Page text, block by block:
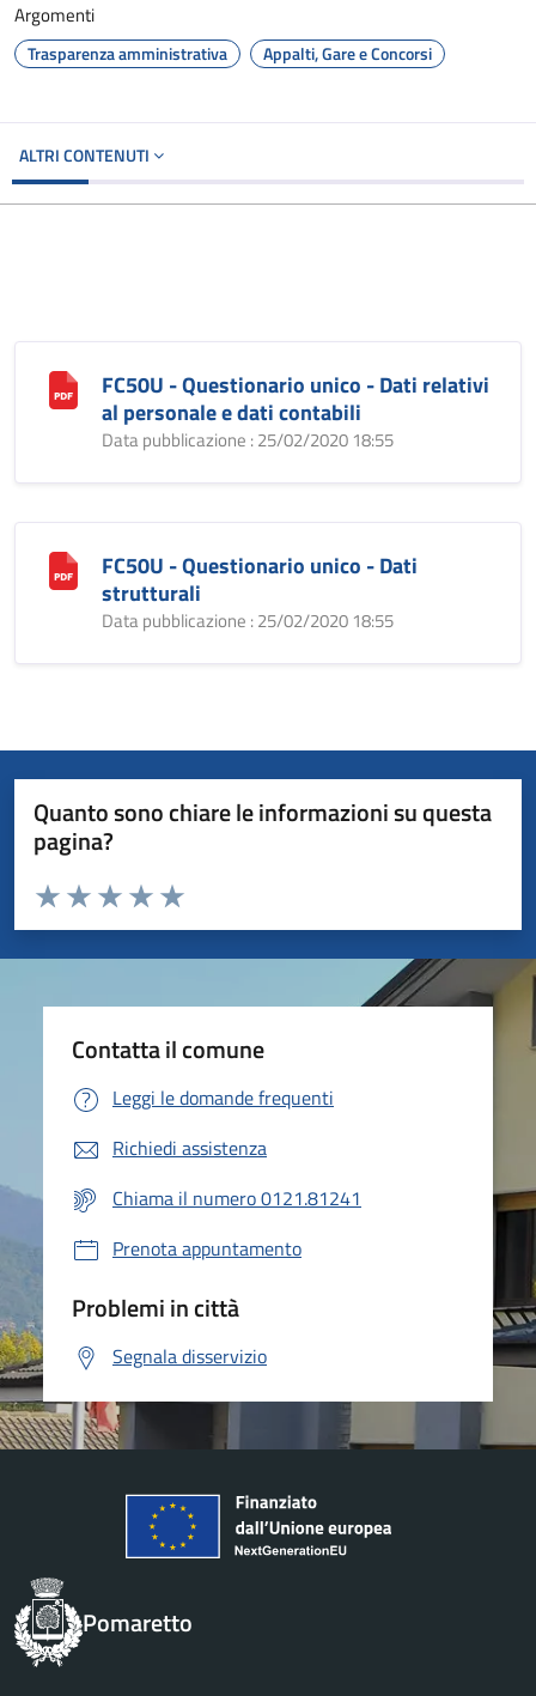
Argomenti
Trasparenza amministrativa Appalti, Gare e Concorsi
ALTRI CONTENUTI
FC50U - Questionario unico - Dati relativi
al personale e dati contabili
Data pubblicazione : 25/02/2020 18:55
FC50U - Questionario unico - Dati
strutturali
Data pubblicazione : 25/02/2020 18:55
Quanto sono chiare le informazioni su questa
pagina?
Valuta da 1 a 5 stelle la pagina
Valuta 5 stelle su 5
Valuta 4 stelle su 5
Valuta 3 stelle su 5
Valuta 2 stelle su 5
Valuta 1 stelle su 5
Contatta il comune
Leggi le domande frequenti
Richiedi assistenza
Chiama il numero 0121.81241
Prenota appuntamento
Problemi in città
Segnala disservizio
Pomaretto